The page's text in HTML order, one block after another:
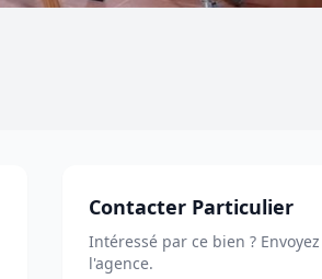
Contacter Particulier
Intéressé par ce bien ?
l'agence.